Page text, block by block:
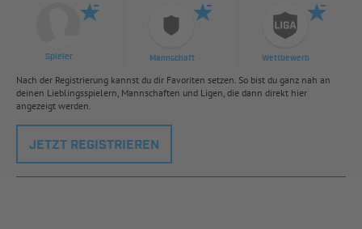
Spieler Mannschaft Wettbewerb
Nach der Registrierung kannst du dir Favoriten setzen. So bist du ganz nah an
deinen Lieblingsspielern, Mannschaften und Ligen, die dann direkt hier
angezeigt werden.
JETZT REGISTRIEREN